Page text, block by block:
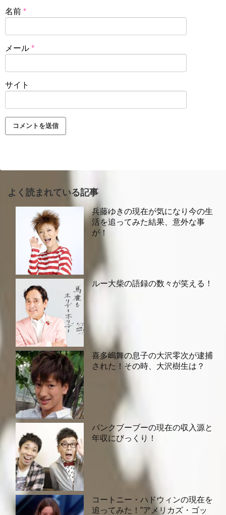
名前 *
メール *
サイト
よく読まれている記事
兵藤ゆきの現在が気になり今の生
活を追ってみた結果、意外な事
が！
ルー大柴の語録の数々が笑える！
喜多嶋舞の息子の大沢零次が逮捕
された！その時、大沢樹生は？
パンクブーブーの現在の収入源と
年収にびっくり！
コートニー・ハドウィンの現在を
追ってみた！”アメリカズ・ゴッ